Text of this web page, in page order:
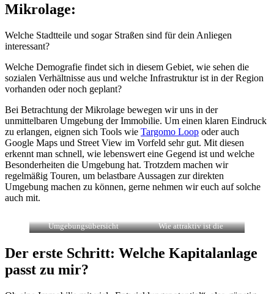
Mikrolage:
Welche Stadtteile und sogar Straßen sind für dein Anliegen
interessant?
Welche Demografie findet sich in diesem Gebiet, wie sehen die
sozialen Verhältnisse aus und welche Infrastruktur ist in der Region
vorhanden oder noch geplant?
Bei Betrachtung der Mikrolage bewegen wir uns in der
unmittelbaren Umgebung der Immobilie. Um einen klaren Eindruck
zu erlangen, eignen sich Tools wie Targomo Loop oder auch
Google Maps und Street View im Vorfeld sehr gut. Mit diesen
erkennt man schnell, wie lebenswert eine Gegend ist und welche
Besonderheiten die Umgebung hat. Trotzdem machen wir
regelmäßig Touren, um belastbare Aussagen zur direkten
Umgebung machen zu können, gerne nehmen wir euch auf solche
auch mit.
Umgebungsübersicht
fußläufiger Geschäfte.
Wie attraktiv ist die
Umgebung und das Angebot?
Der erste Schritt: Welche Kapitalanlage
passt zu mir?